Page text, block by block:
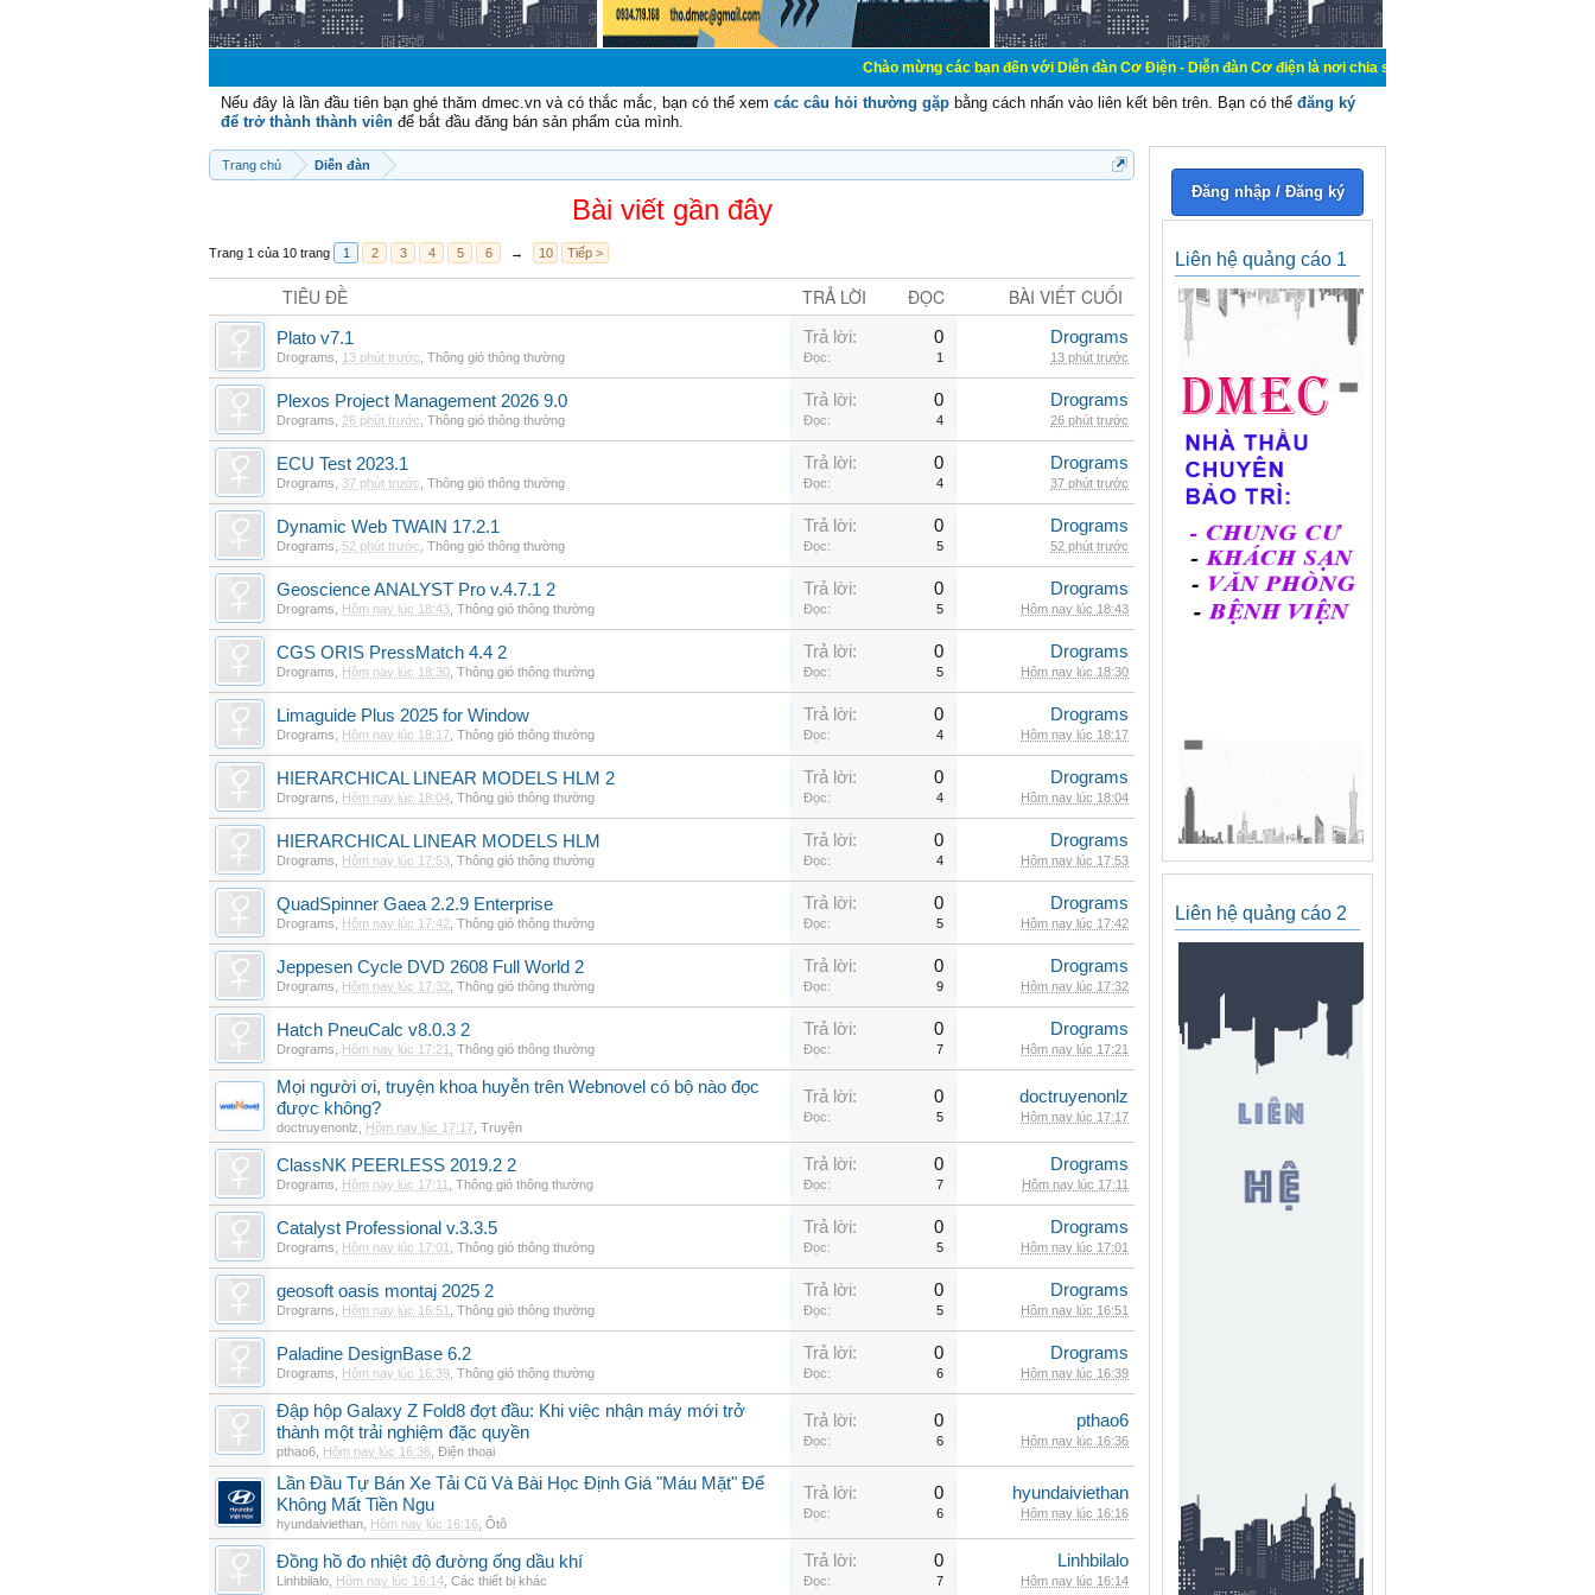
Chào mừng các bạn đến với Diễn đàn Cơ Điện - Diễn đàn Cơ điện là nơi chia sẽ kiến thức kinh nghiệm trong lãnh vực
Nếu đây là lần đầu tiên bạn ghé thăm dmec.vn và có thắc mắc, bạn có thể xem các câu hỏi thường gặp bằng cách nhấn vào liên kết bên trên. Bạn có thể đăng ký
để trở thành thành viên để bắt đầu đăng bán sản phẩm của mình.
Trang chủ Diễn đàn
Bài viết gần đây
Trang 1 của 10 trang 1 2 3 4 5 6 → 10 Tiếp >
TIÊU ĐỀ TRẢ LỜI ĐỌC BÀI VIẾT CUỐI
Plato v7.1
Drograms 13 phút trước Thông gió thông thường
Trả lời: 0
Đọc: 1
Drograms
13 phút trước
Plexos Project Management 2026 9.0
Drograms 26 phút trước Thông gió thông thường
Trả lời: 0
Đọc: 4
Drograms
26 phút trước
ECU Test 2023.1
Drograms 37 phút trước Thông gió thông thường
Trả lời: 0
Đọc: 4
Drograms
37 phút trước
Dynamic Web TWAIN 17.2.1
Drograms 52 phút trước Thông gió thông thường
Trả lời: 0
Đọc: 5
Drograms
52 phút trước
Geoscience ANALYST Pro v.4.7.1 2
Drograms Hôm nay lúc 18:43 Thông gió thông thường
Trả lời: 0
Đọc: 5
Drograms
Hôm nay lúc 18:43
CGS ORIS PressMatch 4.4 2
Drograms Hôm nay lúc 18:30 Thông gió thông thường
Trả lời: 0
Đọc: 5
Drograms
Hôm nay lúc 18:30
Limaguide Plus 2025 for Window
Drograms Hôm nay lúc 18:17 Thông gió thông thường
Trả lời: 0
Đọc: 4
Drograms
Hôm nay lúc 18:17
HIERARCHICAL LINEAR MODELS HLM 2
Drograms Hôm nay lúc 18:04 Thông gió thông thường
Trả lời: 0
Đọc: 4
Drograms
Hôm nay lúc 18:04
HIERARCHICAL LINEAR MODELS HLM
Drograms Hôm nay lúc 17:53 Thông gió thông thường
Trả lời: 0
Đọc: 4
Drograms
Hôm nay lúc 17:53
QuadSpinner Gaea 2.2.9 Enterprise
Drograms Hôm nay lúc 17:42 Thông gió thông thường
Trả lời: 0
Đọc: 5
Drograms
Hôm nay lúc 17:42
Jeppesen Cycle DVD 2608 Full World 2
Drograms Hôm nay lúc 17:32 Thông gió thông thường
Trả lời: 0
Đọc: 9
Drograms
Hôm nay lúc 17:32
Hatch PneuCalc v8.0.3 2
Drograms Hôm nay lúc 17:21 Thông gió thông thường
Trả lời: 0
Đọc: 7
Drograms
Hôm nay lúc 17:21
Mọi người ơi, truyện khoa huyễn trên Webnovel có bộ nào đọc
được không?
doctruyenonlz Hôm nay lúc 17:17 Truyện
Trả lời: 0
Đọc: 5
doctruyenonlz
Hôm nay lúc 17:17
ClassNK PEERLESS 2019.2 2
Drograms Hôm nay lúc 17:11 Thông gió thông thường
Trả lời: 0
Đọc: 7
Drograms
Hôm nay lúc 17:11
Catalyst Professional v.3.3.5
Drograms Hôm nay lúc 17:01 Thông gió thông thường
Trả lời: 0
Đọc: 5
Drograms
Hôm nay lúc 17:01
geosoft oasis montaj 2025 2
Drograms Hôm nay lúc 16:51 Thông gió thông thường
Trả lời: 0
Đọc: 5
Drograms
Hôm nay lúc 16:51
Paladine DesignBase 6.2
Drograms Hôm nay lúc 16:39 Thông gió thông thường
Trả lời: 0
Đọc: 6
Drograms
Hôm nay lúc 16:39
Đập hộp Galaxy Z Fold8 đợt đầu: Khi việc nhận máy mới trở
thành một trải nghiệm đặc quyền
pthao6 Hôm nay lúc 16:36 Điện thoại
Trả lời: 0
Đọc: 6
pthao6
Hôm nay lúc 16:36
Lần Đầu Tự Bán Xe Tải Cũ Và Bài Học Định Giá "Máu Mặt" Để
Không Mất Tiền Ngu
hyundaiviethan Hôm nay lúc 16:16 Ôtô
Trả lời: 0
Đọc: 6
hyundaiviethan
Hôm nay lúc 16:16
Đồng hồ đo nhiệt độ đường ống dầu khí
Linhbilalo Hôm nay lúc 16:14 Các thiết bị khác
Trả lời: 0
Đọc: 7
Linhbilalo
Hôm nay lúc 16:14
Đăng nhập / Đăng ký
Liên hệ quảng cáo 1
Liên hệ quảng cáo 2